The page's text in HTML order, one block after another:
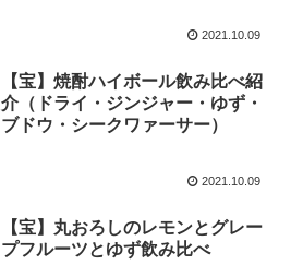
2021.10.09
【宝】焼酎ハイボール飲み比べ紹
介（ドライ・ジンジャー・ゆず・
ブドウ・シークワァーサー）
2021.10.09
【宝】丸おろしのレモンとグレー
プフルーツとゆず飲み比べ